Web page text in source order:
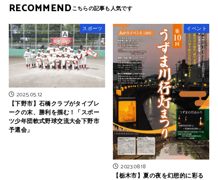
RECOMMEND
スポーツ
2025.05.12
【下野市】石橋クラブがタイブレ
ークの末、勝利を掴む！「スポー
ツ少年団軟式野球交流大会下野市
予選会」
イベント
2023.08.18
【栃木市】夏の夜を幻想的に彩る